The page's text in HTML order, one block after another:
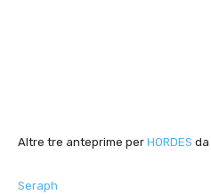
Altre tre anteprime per HORDES da
Seraph